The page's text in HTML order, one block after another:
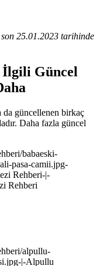
25.01.2023 tarihinde
İlgili Güncel
güncellenen birkaç
Daha fazla güncel
babaeski-
pasa-camii.jpg-
Rehberi-|-
Rehberi
alpullu-
|-Alpullu